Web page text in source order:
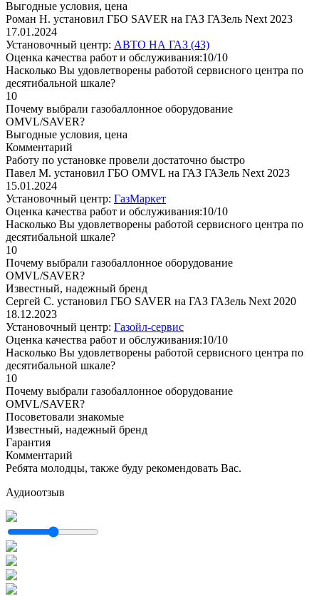
Выгодные условия, цена
Роман Н. установил ГБО SAVER на ГАЗ ГАЗель Next 2023
17.01.2024
Установочный центр: АВТО НА ГАЗ (43)
Оценка качества работ и обслуживания:10/10
Насколько Вы удовлетворены работой сервисного центра по
десятибальной шкале?
10
Почему выбрали газобаллонное оборудование
OMVL/SAVER?
Выгодные условия, цена
Комментарий
Работу по установке провели достаточно быстро
Павел М. установил ГБО OMVL на ГАЗ ГАЗель Next 2023
15.01.2024
Установочный центр: ГазМаркет
Оценка качества работ и обслуживания:10/10
Насколько Вы удовлетворены работой сервисного центра по
десятибальной шкале?
10
Почему выбрали газобаллонное оборудование
OMVL/SAVER?
Известный, надежный бренд
Сергей С. установил ГБО SAVER на ГАЗ ГАЗель Next 2020
18.12.2023
Установочный центр: Газойл-сервис
Оценка качества работ и обслуживания:10/10
Насколько Вы удовлетворены работой сервисного центра по
десятибальной шкале?
10
Почему выбрали газобаллонное оборудование
OMVL/SAVER?
Посоветовали знакомые
Известный, надежный бренд
Гарантия
Комментарий
Ребята молодцы, также буду рекомендовать Вас.
Аудиоотзыв